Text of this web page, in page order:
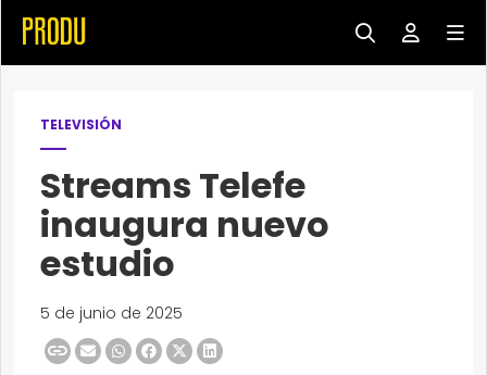
TELEVISIÓN
Streams Telefe
inaugura nuevo
estudio
5 de junio de 2025